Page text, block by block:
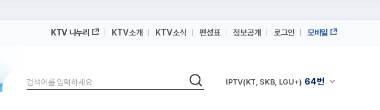
KTV 나누리 KTV소개 KTV소식 편성표 정보공개 로그인 모바일
검색
검색 채널안내 펼쳐
IPTV(KT, SKB, LGU+) 64번